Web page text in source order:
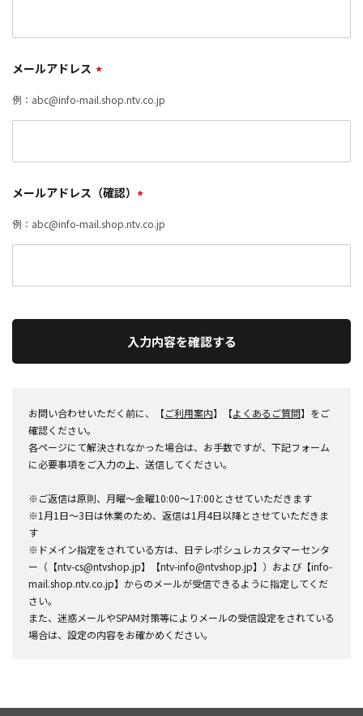
メールアドレス *
例：abc@info-mail.shop.ntv.co.jp
メールアドレス（確認） *
例：abc@info-mail.shop.ntv.co.jp
入力内容を確認する
お問い合わせいただく前に、【ご利用案内】【よくあるご質問】をご
確認ください。
各ページにて解決されなかった場合は、お手数ですが、下記フォーム
に必要事項をご入力の上、送信してください。
※ご返信は原則、月曜～金曜10:00～17:00とさせていただきます
※1月1日～3日は休業のため、返信は1月4日以降とさせていただきま
す
※ドメイン指定をされている方は、日テレポシュレカスタマーセンタ
ー（【ntv-cs@ntvshop.jp】【ntv-info@ntvshop.jp】）および【info-
mail.shop.ntv.co.jp】からのメールが受信できるように指定してくだ
さい。
また、迷惑メールやSPAM対策等によりメールの受信設定をされている
場合は、設定の内容をお確かめください。